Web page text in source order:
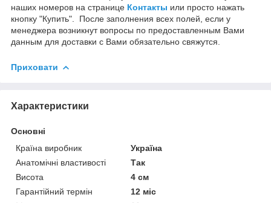
наших номеров на странице Контакты или просто нажать
кнопку "Купить". После заполнения всех полей, если у
менеджера возникнут вопросы по предоставленным Вами
данным для доставки с Вами обязательно свяжутся.
Приховати
Характеристики
Основні
Країна виробник
Україна
Анатомічні властивості
Так
Висота
4 см
Гарантійний термін
12 міс